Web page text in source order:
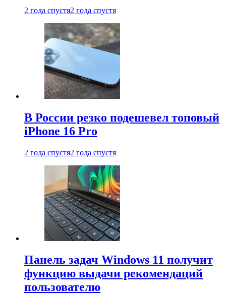
2 года спустя2 года спустя
В России резко подешевел топовый
iPhone 16 Pro
2 года спустя2 года спустя
Панель задач Windows 11 получит
функцию выдачи рекомендаций
пользователю